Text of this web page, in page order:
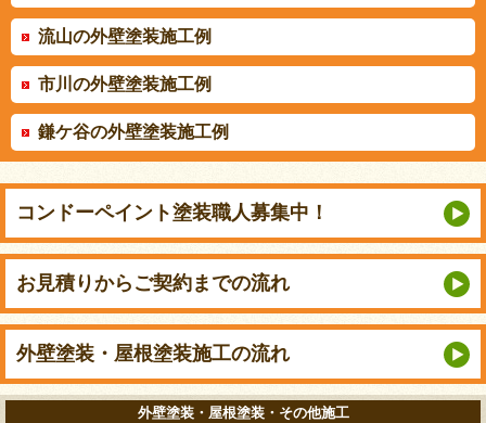
流山の外壁塗装施工例
市川の外壁塗装施工例
鎌ケ谷の外壁塗装施工例
コンドーペイント塗装職人募集中！
お見積りから ご契約までの流れ
外壁塗装・屋根塗装施工の流れ
外壁塗装・屋根塗装・その他施工